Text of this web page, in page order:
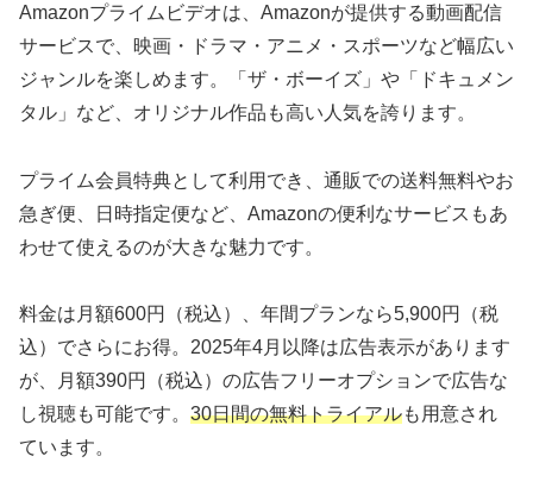
Amazonプライムビデオは、Amazonが提供する動画配信
サービスで、映画・ドラマ・アニメ・スポーツなど幅広い
ジャンルを楽しめます。「ザ・ボーイズ」や「ドキュメン
タル」など、オリジナル作品も高い人気を誇ります。
プライム会員特典として利用でき、通販での送料無料やお
急ぎ便、日時指定便など、Amazonの便利なサービスもあ
わせて使えるのが大きな魅力です。
料金は月額600円（税込）、年間プランなら5,900円（税
込）でさらにお得。2025年4月以降は広告表示があります
が、月額390円（税込）の広告フリーオプションで広告な
し視聴も可能です。 30日間の無料トライアルも用意され
ています。